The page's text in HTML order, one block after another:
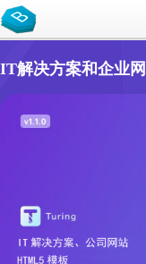
IT解决方案和企业